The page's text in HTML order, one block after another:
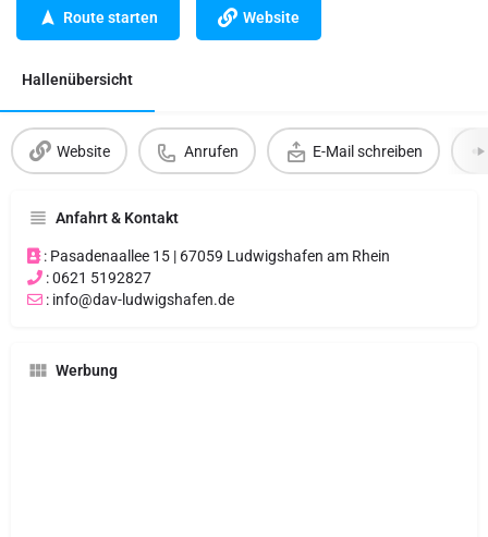
Route starten Website
Hallenübersicht
Website Anrufen E-Mail schreiben
Anfahrt & Kontakt
: Pasadenaallee 15 | 67059 Ludwigshafen am Rhein
: 0621 5192827
: info@dav-ludwigshafen.de
Werbung